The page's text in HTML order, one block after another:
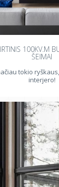
100KV.M
ŠEIMAI
tokio
interjero!